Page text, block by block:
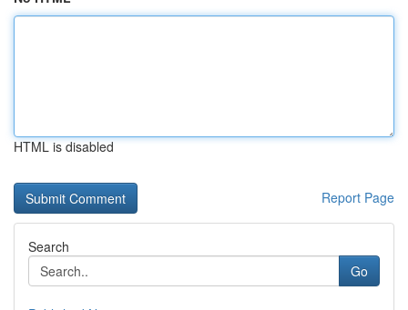
HTML is disabled
Report Page
Search
Go